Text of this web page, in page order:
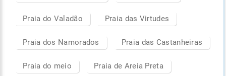
Praia do Valadão Praia das Virtudes
Praia dos Namorados Praia das Castanheiras
Praia do meio Praia de Areia Preta